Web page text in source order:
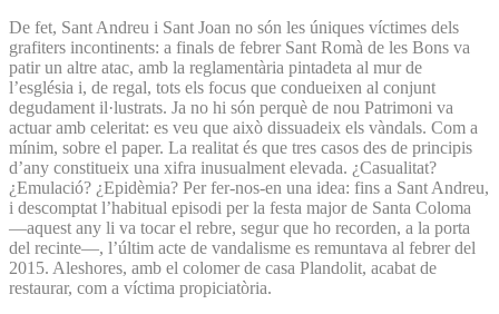
De fet, Sant Andreu i Sant Joan no són les úniques víctimes dels
grafiters incontinents: a finals de febrer Sant Romà de les Bons va
patir un altre atac, amb la reglamentària pintadeta al mur de
l’església i, de regal, tots els focus que condueixen al conjunt
degudament il·lustrats. Ja no hi són perquè de nou Patrimoni va
actuar amb celeritat: es veu que això dissuadeix els vàndals. Com a
mínim, sobre el paper. La realitat és que tres casos des de principis
d’any constitueix una xifra inusualment elevada. ¿Casualitat?
¿Emulació? ¿Epidèmia? Per fer-nos-en una idea: fins a Sant Andreu,
i descomptat l’habitual episodi per la festa major de Santa Coloma
—aquest any li va tocar el rebre, segur que ho recorden, a la porta
del recinte—, l’últim acte de vandalisme es remuntava al febrer del
2015. Aleshores, amb el colomer de casa Plandolit, acabat de
restaurar, com a víctima propiciatòria.